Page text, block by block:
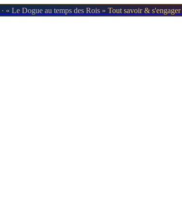
· « Le Dogue au temps des Rois » Tout savoir &